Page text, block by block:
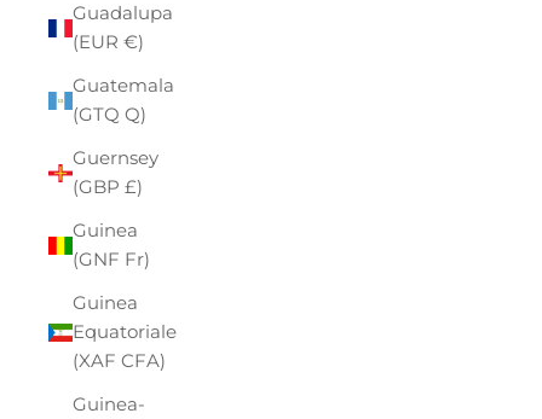
Guadalupa
(EUR €)
Guatemala
(GTQ Q)
Guernsey
(GBP £)
Guinea
(GNF Fr)
Guinea
Equatoriale
(XAF CFA)
Guinea-